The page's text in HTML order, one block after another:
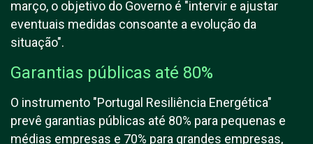
março, o objetivo do Governo é "intervir e ajustar
eventuais medidas consoante a evolução da
situação".
Garantias públicas até 80%
O instrumento "Portugal Resiliência Energética"
prevê garantias públicas até 80% para pequenas e
médias empresas e 70% para grandes empresas,